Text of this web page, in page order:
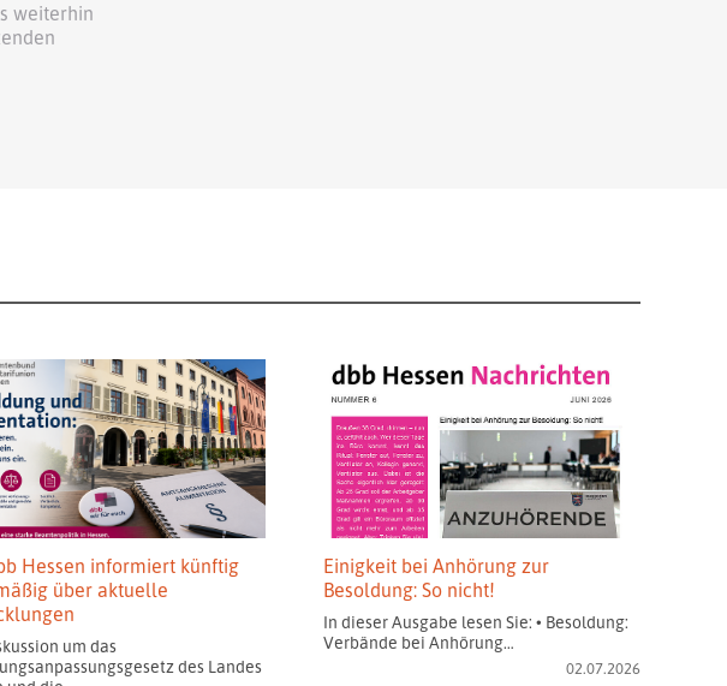
weiterhin
Hessen informiert künftig
über aktuelle
um das
des Landes
Einigkeit bei Anhörung zur
Besoldung: So nicht!
In dieser Ausgabe lesen Sie: • Besoldung:
Verbände bei Anhörung…
02.07.2026